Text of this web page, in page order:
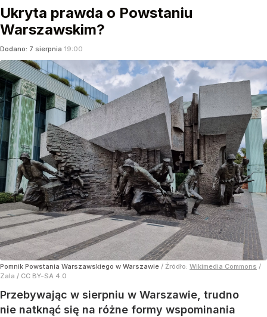
Ukryta prawda o Powstaniu
Warszawskim?
Dodano: 7 sierpnia 19:00
Pomnik Powstania Warszawskiego w Warszawie / Źródło: Wikimedia Commons /
Zala / CC BY-SA 4.0
Przebywając w sierpniu w Warszawie, trudno
nie natknąć się na różne formy wspominania